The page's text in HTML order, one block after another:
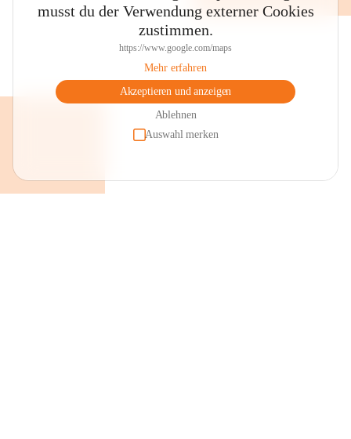
musst du der Verwendung externer Cookies
zustimmen.
https://www.google.com/maps
Mehr erfahren
Akzeptieren und anzeigen
Ablehnen
Auswahl merken